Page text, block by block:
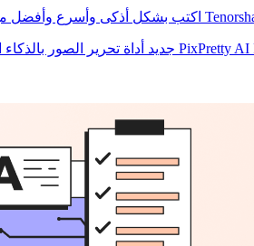
اكتب بشكل أذكى وأسرع وأفضل
PixPretty AI جديد أداة تحرير الصور